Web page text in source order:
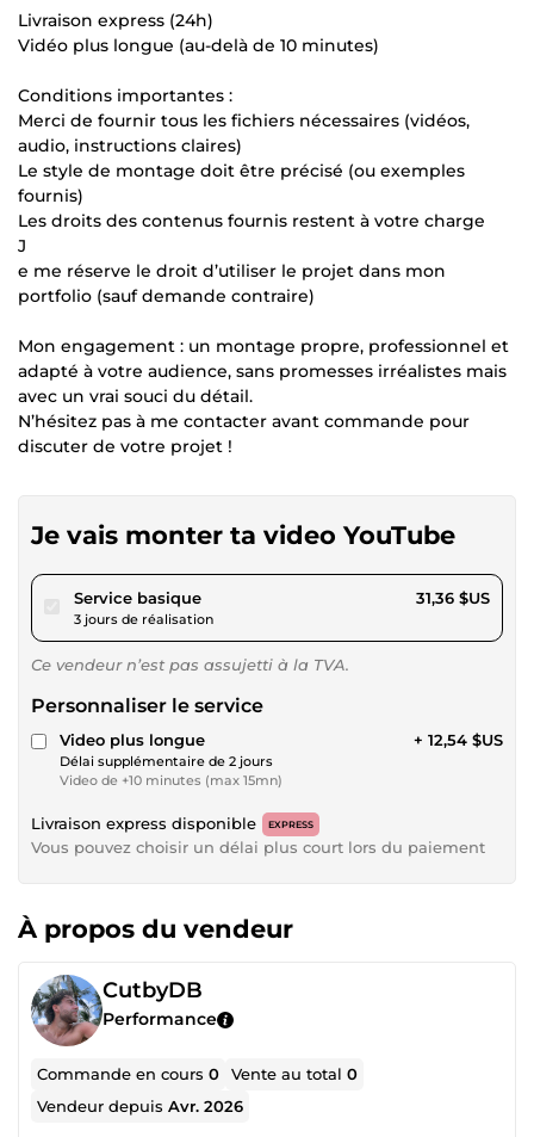
Livraison express (24h)
Vidéo plus longue (au-delà de 10 minutes)
Conditions importantes :
Merci de fournir tous les fichiers nécessaires (vidéos,
audio, instructions claires)
Le style de montage doit être précisé (ou exemples
fournis)
Les droits des contenus fournis restent à votre charge
J
e me réserve le droit d’utiliser le projet dans mon
portfolio (sauf demande contraire)
Mon engagement : un montage propre, professionnel et
adapté à votre audience, sans promesses irréalistes mais
avec un vrai souci du détail.
N’hésitez pas à me contacter avant commande pour
discuter de votre projet !
Je vais monter ta video YouTube
Service basiquepour 28,90 $US
3 jours de réalisation
31,36 $US
Ce vendeur n’est pas assujetti à la TVA.
Personnaliser le service
Video plus longue
Délai supplémentaire de 2 jours
Video de +10 minutes (max 15mn)
+ 12,54 $US
Livraison express disponible EXPRESS
Vous pouvez choisir un délai plus court lors du paiement
À propos du vendeur
CutbyDB
Performance
Commande en cours0 Vente au total0
Vendeur depuisAvr. 2026